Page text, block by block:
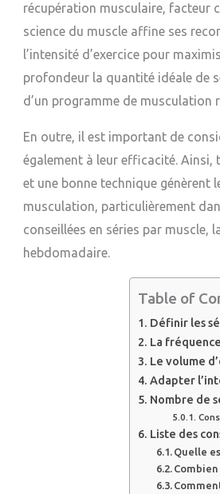
récupération musculaire, facteur
science du muscle affine ses
l’intensité d’exercice pour
profondeur la quantité idéale de
d’un programme de musculation
En outre, il est important de
également à leur efficacité. Ainsi,
et une bonne technique génèrent
musculation, particulièrement
conseillées en séries par
hebdomadaire.
Table of
Définir les
La
Le volume
Adapter
Nombre de
Liste des
Quelle